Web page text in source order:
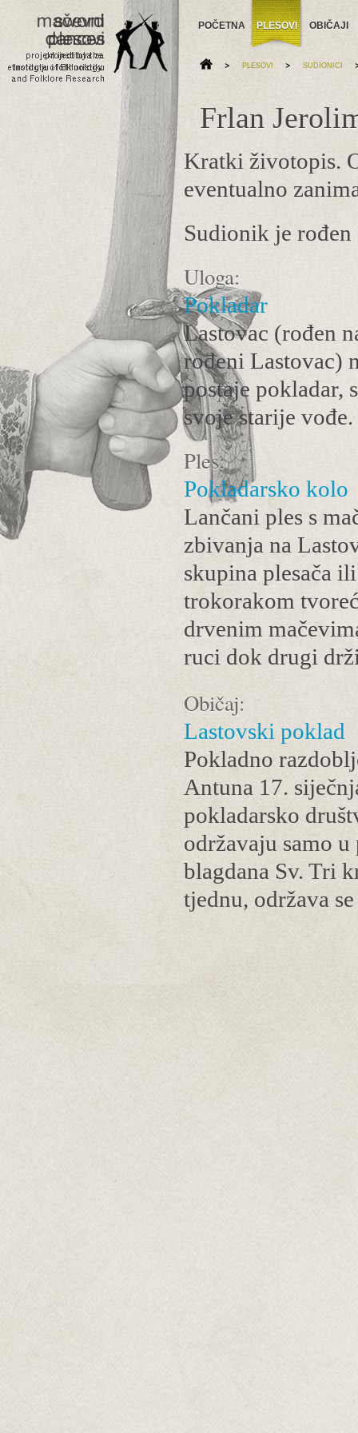
POČETNA PLESOVI OBIČAJI
> PLESOVI > SUDIONICI
Frlan
Kratki životopis.
eventualno
Sudionik je
Uloga:
Pokladar
Lastovac (rođen
rođeni Lastovac)
postaje pokladar,
svoje starije vođe.
Ples:
Pokladarsko kolo
Lančani ples s
zbivanja na
skupina plesača
trokorakom
drvenim
ruci dok drugi
Običaj:
Lastovski poklad
Pokladno
Antuna 17.
pokladarsko
održavaju samo
blagdana Sv. Tri
tjednu, održava